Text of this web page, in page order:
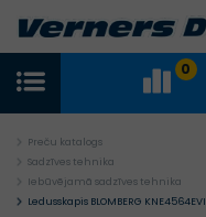
0
Preču katalogs
Sadzīves tehnika
Iebūvējamā sadzīves tehnika
Ledusskapis BLOMBERG KNE4564EVI